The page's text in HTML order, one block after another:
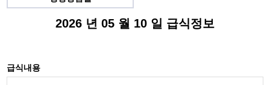
2026 년 05 월 10 일 급식정보
급식내용